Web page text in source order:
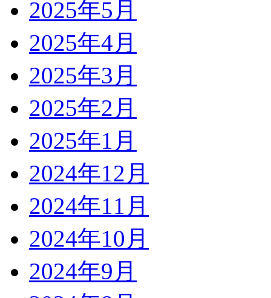
2025年5月
2025年4月
2025年3月
2025年2月
2025年1月
2024年12月
2024年11月
2024年10月
2024年9月